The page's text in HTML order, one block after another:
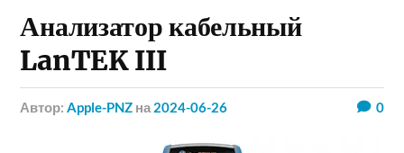
Анализатор кабельный
LanTEK III
Автор:Apple-PNZ на 2024-06-26 0